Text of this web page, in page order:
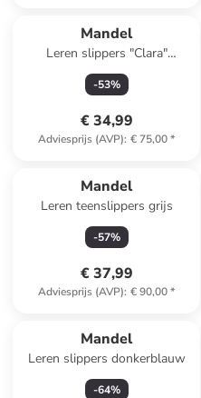
Mandel
Leren slippers "Clara"
lichtblauw
-53%
€ 34,99
Adviesprijs (AVP): € 75,00*
Mandel
Leren teenslippers grijs
-57%
€ 37,99
Adviesprijs (AVP): € 90,00*
Mandel
Leren slippers donkerblauw
-64%